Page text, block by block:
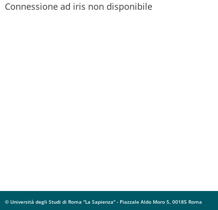
Connessione ad iris non disponibile
© Università degli Studi di Roma "La Sapienza" - Piazzale Aldo Moro 5, 00185 Roma